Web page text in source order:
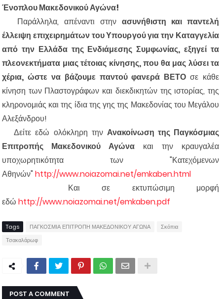
Ένοπλου Μακεδονικού Αγώνα!
Παράλληλα, απέναντι στην ασυνήθιστη και παντελή
έλλειψη επιχειρημάτων του Υπουργού για την Καταγγελία
από την Ελλάδα της Ενδιάμεσης Συμφωνίας, εξηγεί τα
πλεονεκτήματα μιας τέτοιας κίνησης, που θα μας λύσει τα
χέρια, ώστε να βάζουμε παντού φανερά ΒΕΤΟσε κάθε
κίνηση των Πλαστογράφων και διεκδικητών της ιστορίας, της
κληρονομιάς και της ίδια της γης της Μακεδονίας του Μεγάλου
Αλεξάνδρου!
Δείτε εδώ ολόκληρη την Ανακοίνωση της Παγκόσμιας
Επιτροπής Μακεδονικού Αγώνα και την κραυγαλέα
υποχωρητικότητα των "Κατεχόμενων
Αθηνών"http://www.noiazomai.net/emkaben.html
Και σε εκτυπώσιμη μορφή
εδώ http://www.noiazomai.net/emkaben.pdf
Tags ΠΑΓΚΟΣΜΙΑ ΕΠΙΤΡΟΠΗ ΜΑΚΕΔΟΝΙΚΟΥ ΑΓΩΝΑ
Σκόπια
Τσακαλάρωφ
POST A COMMENT